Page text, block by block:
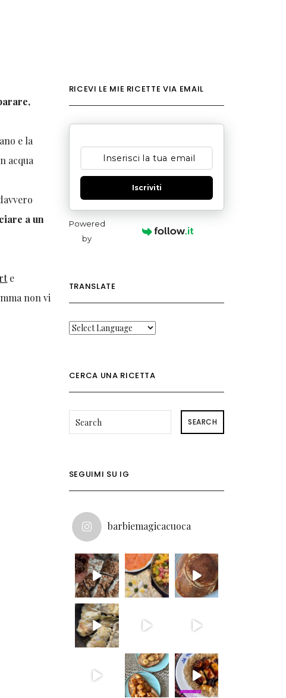
e la
acqua
a un
e
non vi
RICEVI LE MIE RICETTE VIA EMAIL
Iscriviti
Powered
by
TRANSLATE
CERCA UNA RICETTA
SEARCH
SEGUIMI SU IG
barbiemagicacuoca